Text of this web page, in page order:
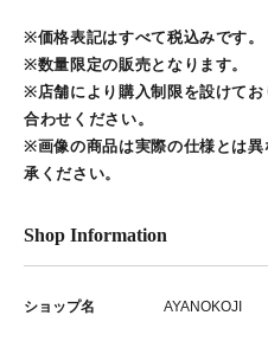
※価格表記はすべて税込みです。
※数量限定の販売となります。
※店舗により購入制限を設けて
合わせください。
※画像の商品は実際の仕様とは
承ください。
Shop Information
ショップ名 AYANOKOJI